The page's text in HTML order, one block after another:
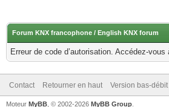
Forum KNX francophone / English KNX forum
Erreur de code d’autorisation. Accédez-
Contact Retourner en haut Version bas-
Moteur MyBB , © 2002-2026 MyBB Group